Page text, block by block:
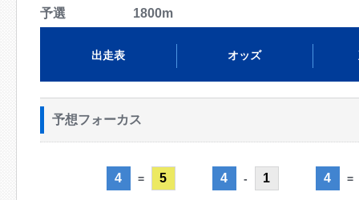
予選 1800m
出走表 オッズ
予想フォーカス
4 = 5 4 - 1 4 =